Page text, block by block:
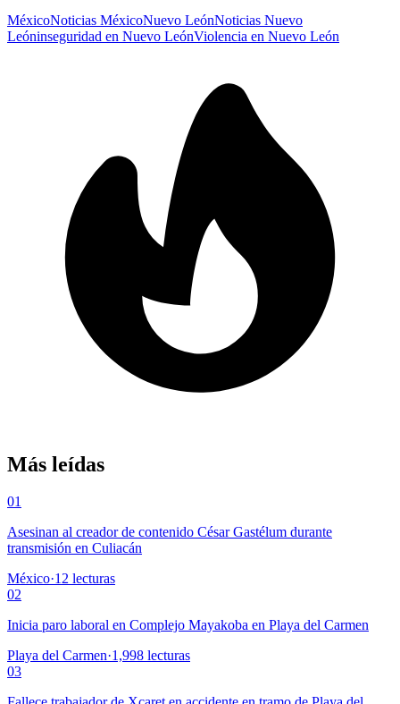
MéxicoNoticias MéxicoNuevo LeónNoticias Nuevo
Leóninseguridad en Nuevo LeónViolencia en Nuevo León
Más leídas
01
Asesinan al creador de contenido César Gastélum durante
transmisión en Culiacán
México·12 lecturas
02
Inicia paro laboral en Complejo Mayakoba en Playa del Carmen
Playa del Carmen·1,998 lecturas
03